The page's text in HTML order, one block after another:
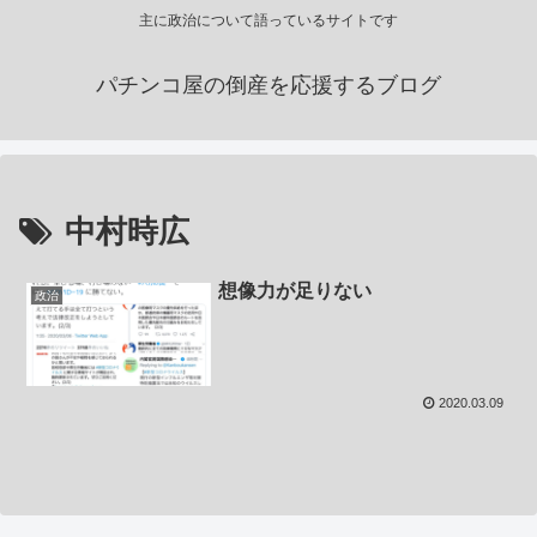
主に政治について語っているサイトです
パチンコ屋の倒産を応援するブログ
中村時広
政治 想像力が足りない
2020.03.09